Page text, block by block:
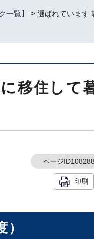
一覧】
> 選ばれています
移住して
ページ
印刷